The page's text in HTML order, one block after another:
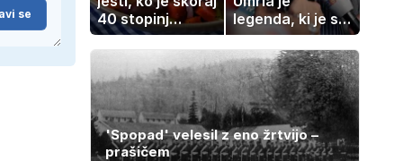
se
40 stopinj
Celzija: 5 kosil
brez prižiganja
pečice
legenda, ki je s
svojimi pesmimi
zaznamovala
Italijo
'Spopad' velesil z eno žrtvijo –
prašičem